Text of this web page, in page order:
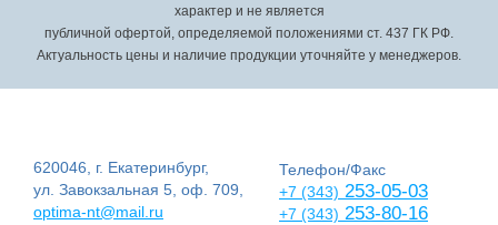
характер и не является
публичной офертой, определяемой положениями ст. 437 ГК РФ.
Актуальность цены и наличие продукции уточняйте у менеджеров.
620046, г. Екатеринбург,
ул. Завокзальная 5, оф. 709,
optima-nt@mail.ru
Телефон/Факс
+7 (343) 253-05-03
+7 (343) 253-80-16